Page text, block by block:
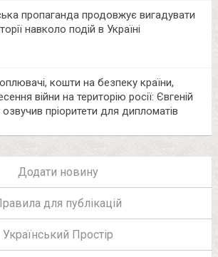
пропаганда продовжує вигадувати
навколо подій в Україні
кошти на безпеку країни,
війни на територію росії: Євгеній
пріоритети для дипломатів
Додати новину
для публікацій
Український Простір